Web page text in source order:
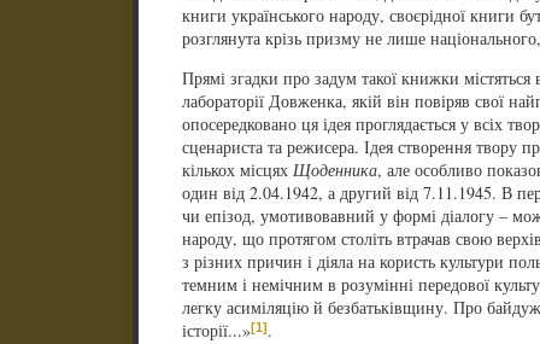
книги українського народу, своєрідної книги
розглянута крізь призму не лише
Прямі згадки про задум такої книжки містяться
лабораторії Довженка, якій він повіряв свої
опосередковано ця ідея проглядається у всіх
сценариста та режисера. Ідея створення твору
кількох місцях Щоденника, але особливо
один від 2.04.1942, а другий від 7.11.1945. В
чи епізод, умотивовавний у формі діалогу –
народу, що протягом століть втрачав свою
з різних причин і діяла на користь культури
темним і немічним в розумінні передової
легку асиміляцію й безбатьківщину. Про
історії...»[1].